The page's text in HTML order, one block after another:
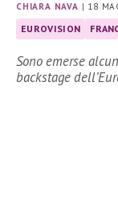
CHIARA NAVA | 18
EUROVISION
Sono emerse
backstage